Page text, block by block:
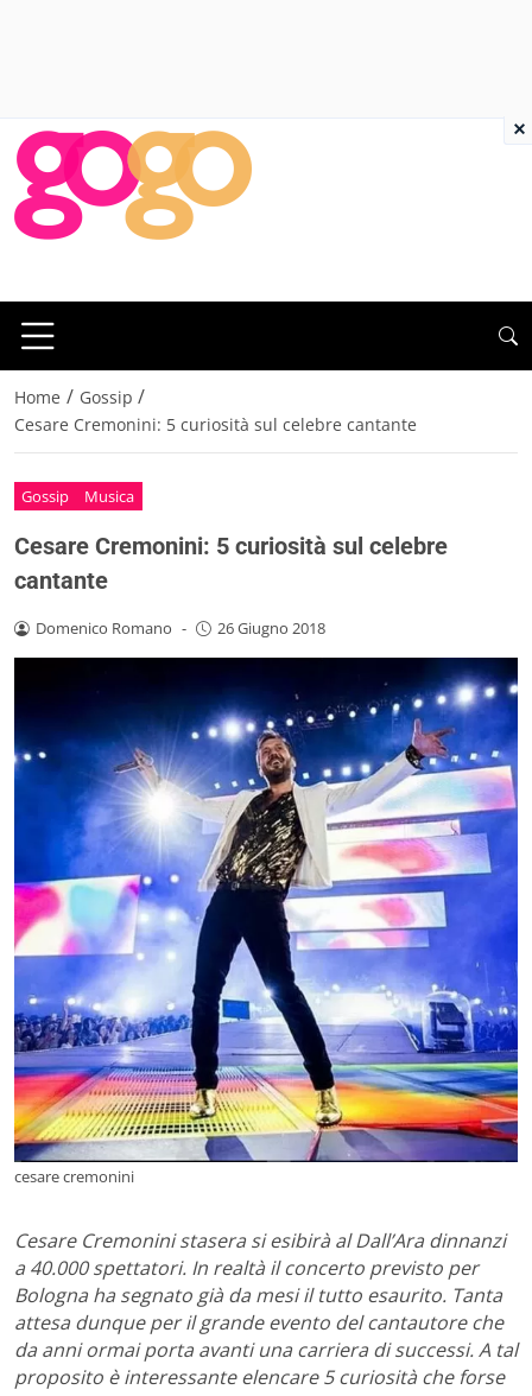
Home / Gossip /
Cesare Cremonini: 5 curiosità sul celebre cantante
Gossip Musica
Cesare Cremonini: 5 curiosità sul celebre
cantante
Domenico Romano - 26 Giugno 2018
cesare cremonini
Cesare Cremonini stasera si esibirà al Dall’Ara dinnanzi
a 40.000 spettatori. In realtà il concerto previsto per
Bologna ha segnato già da mesi il tutto esaurito. Tanta
attesa dunque per il grande evento del cantautore che
da anni ormai porta avanti una carriera di successi. A tal
proposito è interessante elencare 5 curiosità che forse
×